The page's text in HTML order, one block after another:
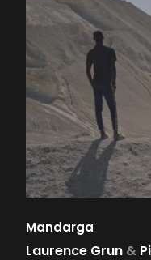
Mandarga
Laurence Grun &